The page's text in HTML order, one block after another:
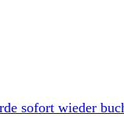
sofort wieder